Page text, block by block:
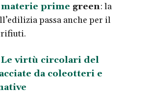
materie prime green: la
passa anche per il
Le virtù circolari del
da coleotteri e